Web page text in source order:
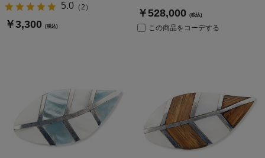
5.0（2 ）
￥3,300 (税込)
￥528,000 (税込)
この商品をコーデする